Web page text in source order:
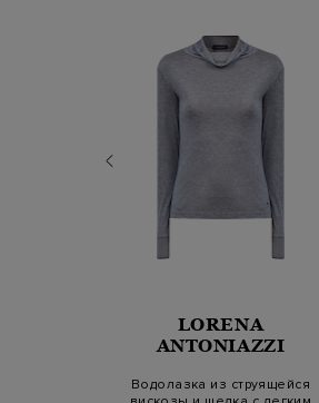
LORENA
ANTONIAZZI
Водолазка из струящейся